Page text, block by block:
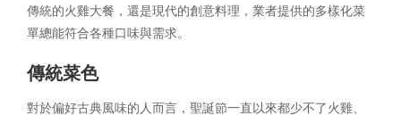
傳統的火雞大餐，還是現代的創意料理，業者提供的多樣化菜
單總能符合各種口味與需求。
傳統菜色
對於偏好古典風味的人而言，聖誕節一直以來都少不了火雞、